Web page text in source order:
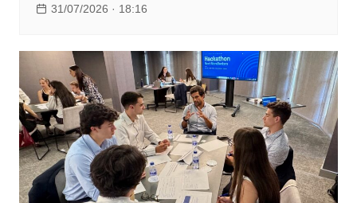
31/07/2026 · 18:16